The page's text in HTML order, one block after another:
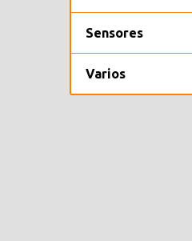
Sensores
Varios